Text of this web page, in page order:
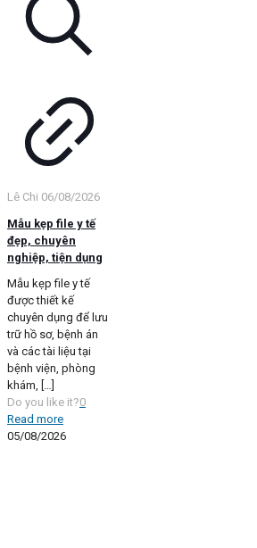
Lê Chi 06/08/2026
Mẫu kẹp file y tế
đẹp, chuyên
nghiệp, tiện dụng
Mẫu kẹp file y tế
được thiết kế
chuyên dụng để lưu
trữ hồ sơ, bệnh án
và các tài liệu tại
bệnh viện, phòng
khám, […]
Do you like it?0
Read more
05/08/2026